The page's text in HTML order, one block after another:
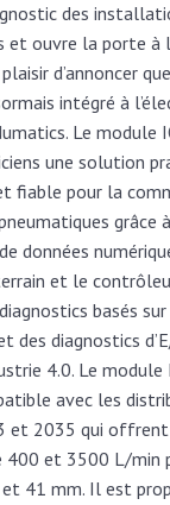
des
et ouvre la porte à
d’annoncer
intégré à
Le
une solution
fiable pour la
grâce
données
et le
basés sur
des diagnostics
4.0. Le module
avec les
et 2035 qui offrent
400 et 3500 L/min
41 mm. Il est